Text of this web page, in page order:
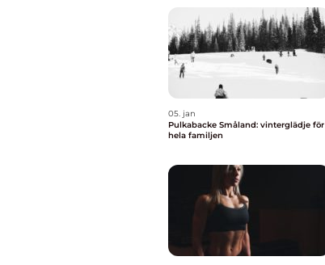
05. jan
Pulkabacke Småland: vinterglädje för
hela familjen